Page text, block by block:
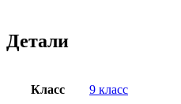
Детали
Класс 9 класс